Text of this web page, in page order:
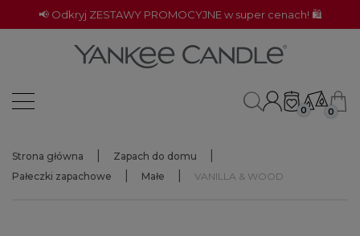
📢 Odkryj ZESTAWY PROMOCYJNE w super cenach! 🛍️
0 0
Strona główna
Zapach do domu
Pałeczki zapachowe
Małe VANILLA & WOOD